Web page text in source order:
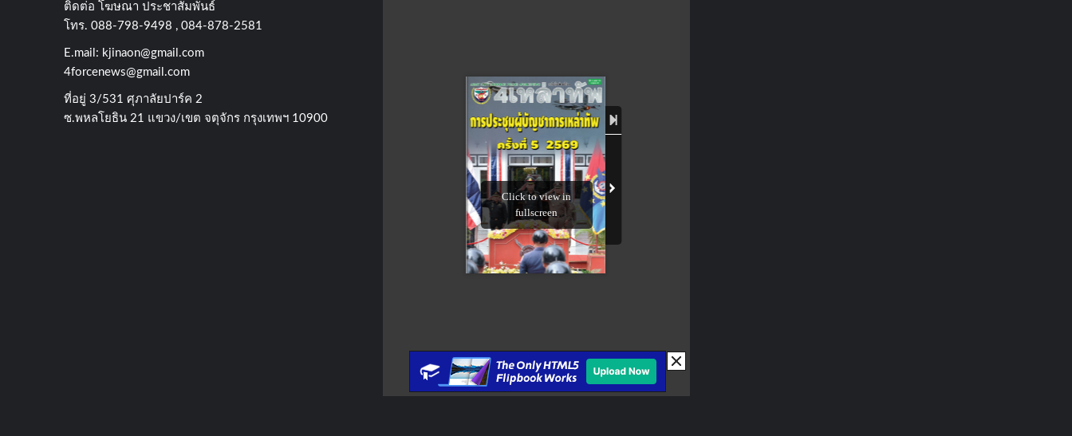
ติดต่อ​ โฆษณา​ ประชาสัมพันธ์
โทร​. 088-798-9498 , 084-878-2581
E.mail: kjinaon@gmail.com
4forcenews@gmail.com
ที่อยู่​ 3/531​ ศุภาลัยปาร์ค​ 2
ซ.พหลโยธิน​ 21​ แขวง/เขต​ จตุจักร​ กรุงเทพฯ 10900